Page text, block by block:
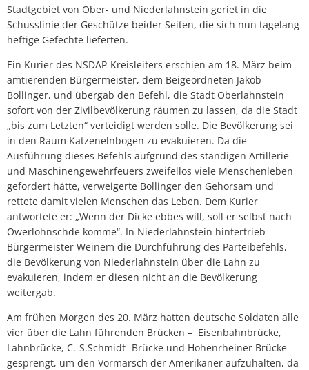
Stadtgebiet von Ober- und Niederlahnstein geriet in die
Schusslinie der Geschütze beider Seiten, die sich nun tagelang
heftige Gefechte lieferten.
Ein Kurier des NSDAP-Kreisleiters erschien am 18. März beim
amtierenden Bürgermeister, dem Beigeordneten Jakob
Bollinger, und übergab den Befehl, die Stadt Oberlahnstein
sofort von der Zivilbevölkerung räumen zu lassen, da die Stadt
„bis zum Letzten“ verteidigt werden solle. Die Bevölkerung sei
in den Raum Katzenelnbogen zu evakuieren. Da die
Ausführung dieses Befehls aufgrund des ständigen Artillerie-
und Maschinengewehrfeuers zweifellos viele Menschenleben
gefordert hätte, verweigerte Bollinger den Gehorsam und
rettete damit vielen Menschen das Leben. Dem Kurier
antwortete er: „Wenn der Dicke ebbes will, soll er selbst nach
Owerlohnschde komme“. In Niederlahnstein hintertrieb
Bürgermeister Weinem die Durchführung des Parteibefehls,
die Bevölkerung von Niederlahnstein über die Lahn zu
evakuieren, indem er diesen nicht an die Bevölkerung
weitergab.
Am frühen Morgen des 20. März hatten deutsche Soldaten alle
vier über die Lahn führenden Brücken – Eisenbahnbrücke,
Lahnbrücke, C.-S.Schmidt- Brücke und Hohenrheiner Brücke –
gesprengt, um den Vormarsch der Amerikaner aufzuhalten, da